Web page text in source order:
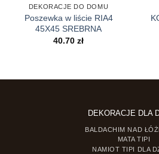
DEKORACJE DO DOMU
Poszewka w liście RIA4
45X45 SREBRNA
40.70 zł
DEKORACJE DLA
BALDACHIM NAD
MATA TIPI
NAMIOT TIPI DLA